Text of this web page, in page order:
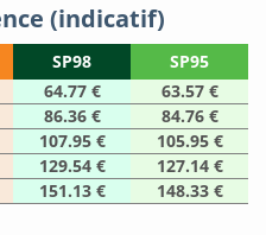
(indicatif)
SP98
SP95
64.77 €
63.57 €
86.36 €
84.76 €
107.95 €
105.95 €
129.54 €
127.14 €
151.13 € 148.33 €